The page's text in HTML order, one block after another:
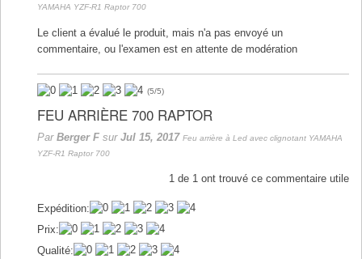
YAMAHA YZF-R1 Raptor 700
Le client a évalué le produit, mais n'a pas envoyé un
commentaire, ou l'examen est en attente de modération
(5/5)
FEU ARRIÈRE 700 RAPTOR
Par Berger F sur Jul 15, 2017 Feu arrière à Led avec clignotant YAMAHA
YZF-R1 Raptor 700
1 de 1 ont trouvé ce commentaire utile
Expédition:
Prix:
Qualité: